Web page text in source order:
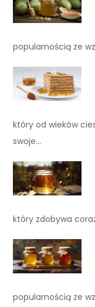
popularnością ze
który od wieków
swoje…
który zdobywa
popularnością ze